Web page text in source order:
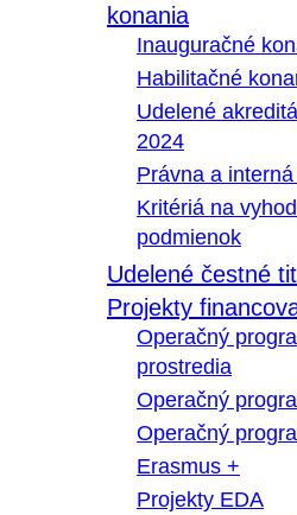
konania
Inauguračné
Habilitačné
Udelené
2024
Právna a
Kritériá na
podmienok
Udelené čestné
Projekty
Operačný
prostredia
Operačný
Operačný
Erasmus +
Projekty EDA